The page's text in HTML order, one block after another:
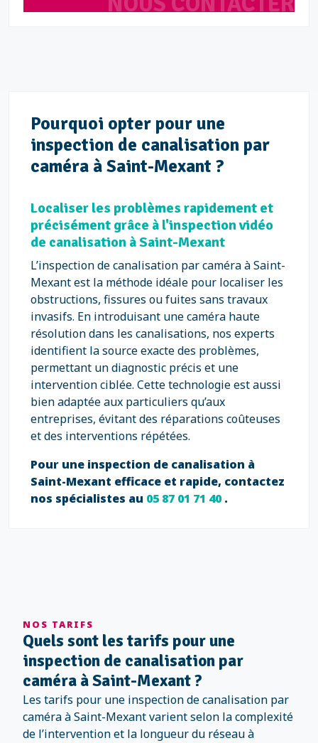
Pourquoi opter pour une
inspection de canalisation par
caméra à Saint-Mexant ?
Localiser les problèmes rapidement et
précisément grâce à l'inspection vidéo
de canalisation à Saint-Mexant
L’inspection de canalisation par caméra à Saint-
Mexant est la méthode idéale pour localiser les
obstructions, fissures ou fuites sans travaux
invasifs. En introduisant une caméra haute
résolution dans les canalisations, nos experts
identifient la source exacte des problèmes,
permettant un diagnostic précis et une
intervention ciblée. Cette technologie est aussi
bien adaptée aux particuliers qu’aux
entreprises, évitant des réparations coûteuses
et des interventions répétées.
Pour une inspection de canalisation à
Saint-Mexant efficace et rapide, contactez
nos spécialistes au 05 87 01 71 40.
NOS TARIFS
Quels sont les tarifs pour une
inspection de canalisation par
caméra à Saint-Mexant ?
Les tarifs pour une inspection de canalisation par
caméra à Saint-Mexant varient selon la complexité
de l’intervention et la longueur du réseau à